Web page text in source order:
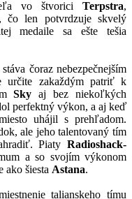
vo štvorici Terpstra,
čo len potvrdzuje skvelý
medaile sa ešte tešia
čoraz nebezpečnejším
určite zakaždým patriť k
Sky aj bez niekoľkých
perfektný výkon, a aj keď
uhájil s prehľadom.
ale jeho talentovaný tím
Piaty Radioshack-
a so svojím výkonom
ako šiesta Astana.
talianskeho tímu